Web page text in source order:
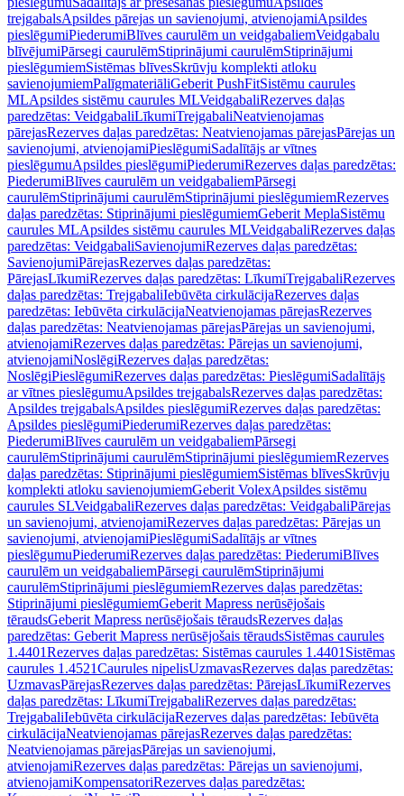
trejgabalsApsildes pārejas un savienojumi, atvienojamiApsildes
pieslēgumiPiederumiBlīves caurulēm un veidgabaliemVeidgabalu
blīvējumiPārsegi caurulēmStiprinājumi caurulēmStiprinājumi
pieslēgumiemSistēmas blīvesSkrūvju komplekti atloku
savienojumiemPalīgmateriāliGeberit PushFitSistēmu caurules
MLApsildes sistēmu caurules MLVeidgabaliRezerves daļas
paredzētas: VeidgabaliLīkumiTrejgabaliNeatvienojamas
pārejasRezerves daļas paredzētas: Neatvienojamas pārejasPārejas un
savienojumi, atvienojamiPieslēgumiSadalītājs ar vītnes
pieslēgumuApsildes pieslēgumiPiederumiRezerves daļas paredzētas:
PiederumiBlīves caurulēm un veidgabaliemPārsegi
caurulēmStiprinājumi caurulēmStiprinājumi pieslēgumiemRezerves
daļas paredzētas: Stiprinājumi pieslēgumiemGeberit MeplaSistēmu
caurules MLApsildes sistēmu caurules MLVeidgabaliRezerves daļas
paredzētas: VeidgabaliSavienojumiRezerves daļas paredzētas:
SavienojumiPārejasRezerves daļas paredzētas:
PārejasLīkumiRezerves daļas paredzētas: LīkumiTrejgabaliRezerves
daļas paredzētas: TrejgabaliIebūvēta cirkulācijaRezerves daļas
paredzētas: Iebūvēta cirkulācijaNeatvienojamas pārejasRezerves
daļas paredzētas: Neatvienojamas pārejasPārejas un savienojumi,
atvienojamiRezerves daļas paredzētas: Pārejas un savienojumi,
atvienojamiNoslēgiRezerves daļas paredzētas:
NoslēgiPieslēgumiRezerves daļas paredzētas: PieslēgumiSadalītājs
ar vītnes pieslēgumuApsildes trejgabalsRezerves daļas paredzētas:
Apsildes trejgabalsApsildes pieslēgumiRezerves daļas paredzētas:
Apsildes pieslēgumiPiederumiRezerves daļas paredzētas:
PiederumiBlīves caurulēm un veidgabaliemPārsegi
caurulēmStiprinājumi caurulēmStiprinājumi pieslēgumiemRezerves
daļas paredzētas: Stiprinājumi pieslēgumiemSistēmas blīvesSkrūvju
komplekti atloku savienojumiemGeberit VolexApsildes sistēmu
caurules SLVeidgabaliRezerves daļas paredzētas: VeidgabaliPārejas
un savienojumi, atvienojamiRezerves daļas paredzētas: Pārejas un
savienojumi, atvienojamiPieslēgumiSadalītājs ar vītnes
pieslēgumuPiederumiRezerves daļas paredzētas: PiederumiBlīves
caurulēm un veidgabaliemPārsegi caurulēmStiprinājumi
caurulēmStiprinājumi pieslēgumiemRezerves daļas paredzētas:
Stiprinājumi pieslēgumiemGeberit Mapress nerūsējošais
tēraudsGeberit Mapress nerūsējošais tēraudsRezerves daļas
paredzētas: Geberit Mapress nerūsējošais tēraudsSistēmas caurules
1.4401Rezerves daļas paredzētas: Sistēmas caurules 1.4401 Sistēmas
caurules 1.4521Caurules nipelisUzmavasRezerves daļas paredzētas:
UzmavasPārejasRezerves daļas paredzētas: PārejasLīkumiRezerves
daļas paredzētas: LīkumiTrejgabaliRezerves daļas paredzētas:
TrejgabaliIebūvēta cirkulācijaRezerves daļas paredzētas: Iebūvēta
cirkulācijaNeatvienojamas pārejasRezerves daļas paredzētas:
Neatvienojamas pārejasPārejas un savienojumi,
atvienojamiRezerves daļas paredzētas: Pārejas un savienojumi,
atvienojamiKompensatoriRezerves daļas paredzētas: